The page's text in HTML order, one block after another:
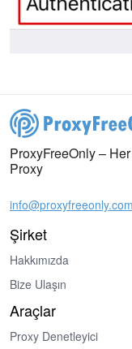
ProxyFreeOnly –
Proxy
info@proxyfreeonly.com
Şirket
Hakkımızda
Bize Ulaşın
Araçlar
Proxy Denetleyici